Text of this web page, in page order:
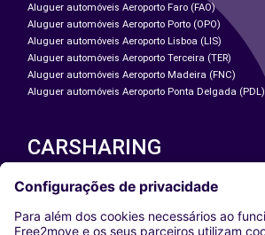
Aluguer automóveis Aeroporto Faro (FAO)
Aluguer automóveis Aeroporto Porto (OPO)
Aluguer automóveis Aeroporto Lisboa (LIS)
Aluguer automóveis Aeroporto Terceira (TER)
Aluguer automóveis Aeroporto Madeira (FNC)
Aluguer automóveis Aeroporto Ponta Delgada (PDL)
CARSHARING
NOSSAS CIDADES
Washington DC